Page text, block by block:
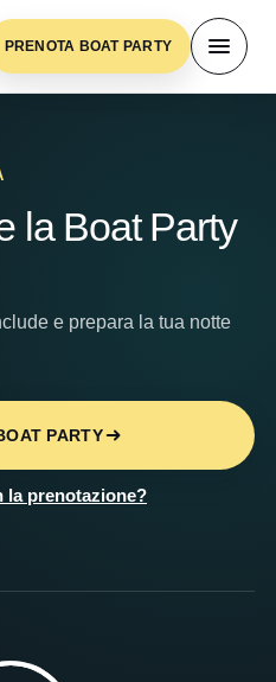
PRENOTA BOAT PARTY
la Boat Party
e prepara la tua notte
PARTY
la prenotazione?